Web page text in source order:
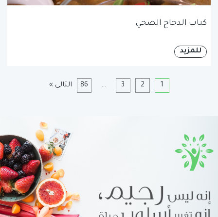
كباب الدجاج الصحي
للمزيد
1
2
3
…
86 التالي »